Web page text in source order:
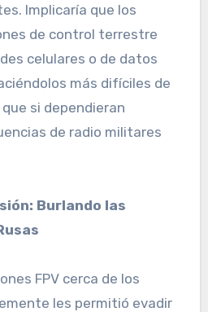
Implicaría que los
de control terrestre
celulares o de datos
más difíciles de
si dependieran
de radio militares
Burlando las
FPV cerca de los
les permitió evadir